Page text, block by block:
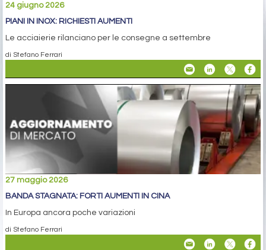
24 giugno 2026
PIANI IN INOX: RICHIESTI AUMENTI
Le acciaierie rilanciano per le consegne a settembre
di Stefano Ferrari
27 maggio 2026
BANDA STAGNATA: FORTI AUMENTI IN CINA
In Europa ancora poche variazioni
di Stefano Ferrari